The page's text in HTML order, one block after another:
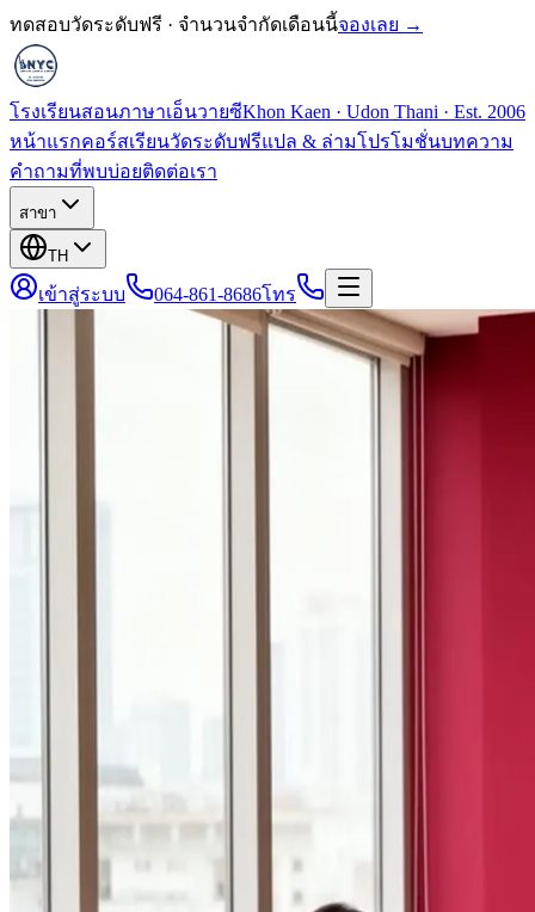
ทดสอบวัดระดับฟรี · จำนวนจำกัดเดือนนี้จองเลย →
โรงเรียนสอนภาษาเอ็นวายซีKhon Kaen · Udon Thani · Est. 2006
หน้าแรกคอร์สเรียนวัดระดับฟรีแปล & ล่ามโปรโมชั่นบทความ
คำถามที่พบบ่อยติดต่อเรา
สาขา
TH
เข้าสู่ระบบ 064-861-8686โทร